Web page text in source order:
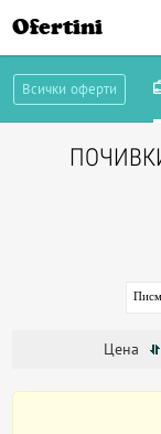
Ofertini
Всички оферти
Цена